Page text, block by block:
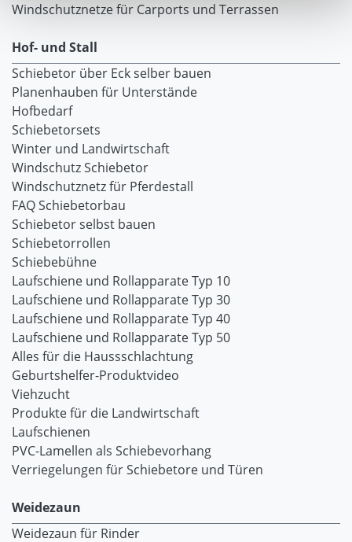
Windschutznetze für Carports und Terrassen
Hof- und Stall
Schiebetor über Eck selber bauen
Planenhauben für Unterstände
Hofbedarf
Schiebetorsets
Winter und Landwirtschaft
Windschutz Schiebetor
Windschutznetz für Pferdestall
FAQ Schiebetorbau
Schiebetor selbst bauen
Schiebetorrollen
Schiebebühne
Laufschiene und Rollapparate Typ 10
Laufschiene und Rollapparate Typ 30
Laufschiene und Rollapparate Typ 40
Laufschiene und Rollapparate Typ 50
Alles für die Haussschlachtung
Geburtshelfer-Produktvideo
Viehzucht
Produkte für die Landwirtschaft
Laufschienen
PVC-Lamellen als Schiebevorhang
Verriegelungen für Schiebetore und Türen
Weidezaun
Weidezaun für Rinder